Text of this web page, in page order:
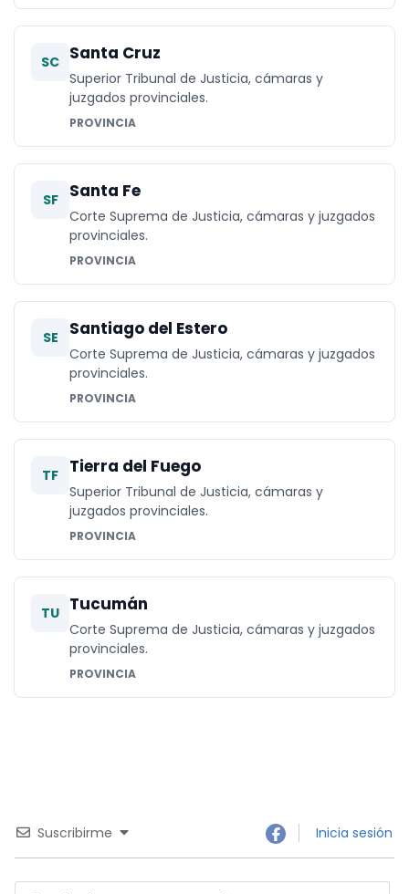
SC Santa Cruz
Superior Tribunal de Justicia, cámaras y
juzgados provinciales.
PROVINCIA
SF Santa Fe
Corte Suprema de Justicia, cámaras y juzgados
provinciales.
PROVINCIA
SE Santiago del Estero
Corte Suprema de Justicia, cámaras y juzgados
provinciales.
PROVINCIA
TF Tierra del Fuego
Superior Tribunal de Justicia, cámaras y
juzgados provinciales.
PROVINCIA
TU Tucumán
Corte Suprema de Justicia, cámaras y juzgados
provinciales.
PROVINCIA
Suscribirme Inicia sesión